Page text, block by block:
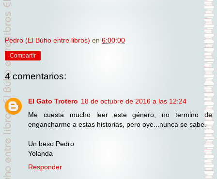
Pedro (El Búho entre libros) en 6:00:00
Compartir
4 comentarios:
El Gato Trotero 18 de octubre de 2016 a las 12:24
Me cuesta mucho leer este género, no termino de
engancharme a estas historias, pero oye...nunca se sabe.
Un beso Pedro
Yolanda
Responder